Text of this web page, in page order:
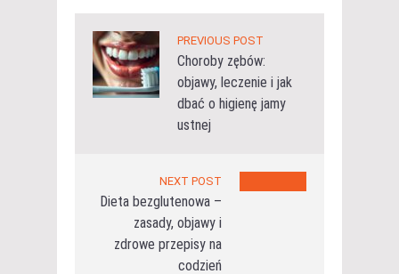
PREVIOUS POST
Choroby zębów:
objawy, leczenie i jak
dbać o higienę jamy
ustnej
NEXT POST
Dieta bezglutenowa –
zasady, objawy i
zdrowe przepisy na
codzień